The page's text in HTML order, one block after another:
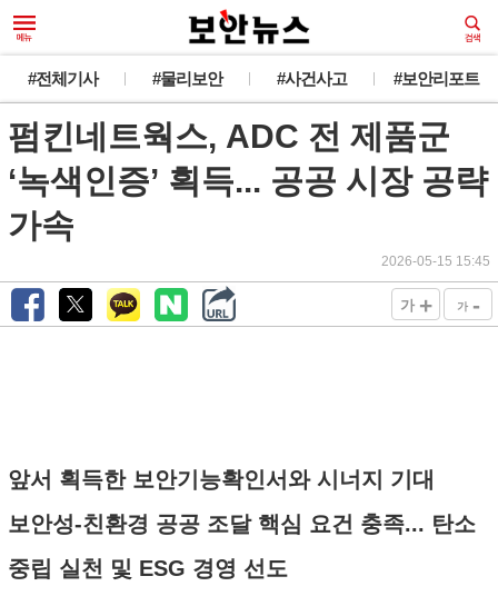
#전체기사 #물리보안 #사건사고 #보안리포트
펌킨네트웍스, ADC 전 제품군
‘녹색인증’ 획득... 공공 시장 공략
가속
2026-05-15 15:45
가 + 가 -
앞서 획득한 보안기능확인서와 시너지 기대
보안성-친환경 공공 조달 핵심 요건 충족... 탄소
중립 실천 및 ESG 경영 선도